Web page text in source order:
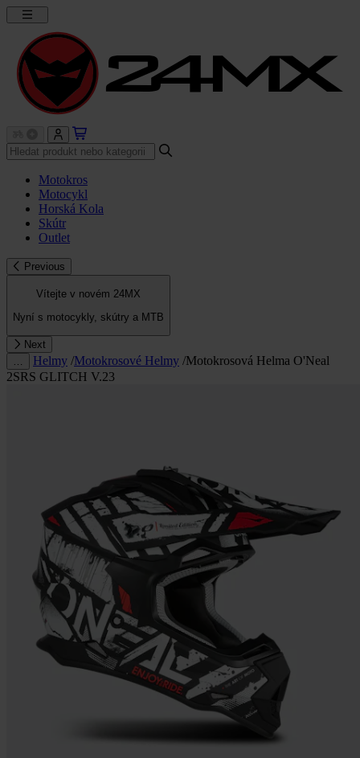
Motokros
Motocykl
Horská Kola
Skútr
Outlet
Previous
Vítejte v novém 24MX
Nyní s motocykly, skútry a MTB
Next
Helmy /Motokrosové Helmy /Motokrosová Helma O'Neal
2SRS GLITCH V.23